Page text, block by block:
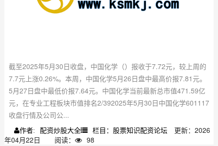
截至2025年5月30日收盘，中国化学（）报收于7.72元，较上周的
7.7元上涨0.26%。本周，中国化学5月26日盘中最高价报7.81元。
5月27日盘中最低价报7.64元。中国化学当前最新总市值471.59亿
元，在专业工程板块市值排名2/392025年5月30日中国化学601117
收盘行情及公司公...
作者: 配资炒股大全 栏目：股票知识配资论坛
更新：2026
年04月22日
阅读： 98